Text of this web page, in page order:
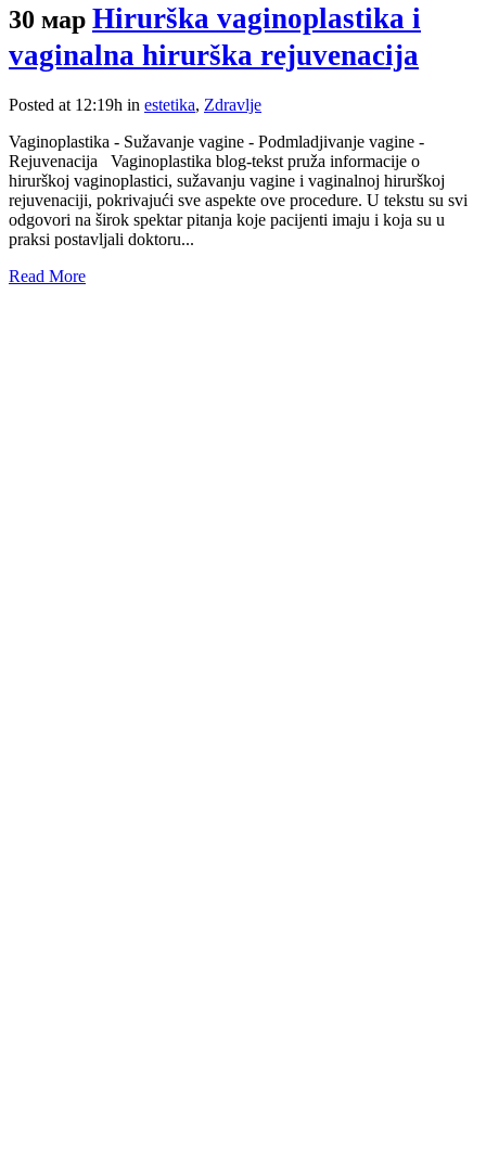
30 мар Hirurška vaginoplastika i
vaginalna hirurška rejuvenacija
Posted at 12:19h in estetika, Zdravlje
Vaginoplastika - Sužavanje vagine - Podmladjivanje vagine -
Rejuvenacija Vaginoplastika blog-tekst pruža informacije o
hirurškoj vaginoplastici, sužavanju vagine i vaginalnoj hirurškoj
rejuvenaciji, pokrivajući sve aspekte ove procedure. U tekstu su svi
odgovori na širok spektar pitanja koje pacijenti imaju i koja su u
praksi postavljali doktoru...
Read More